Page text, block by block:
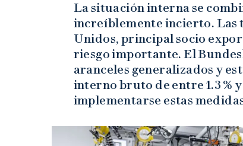
La situación interna se
increíblemente incierto. Las
Unidos, principal socio
riesgo importante. El
aranceles generalizados y
interno bruto de entre 1.3 % y
implementarse estas